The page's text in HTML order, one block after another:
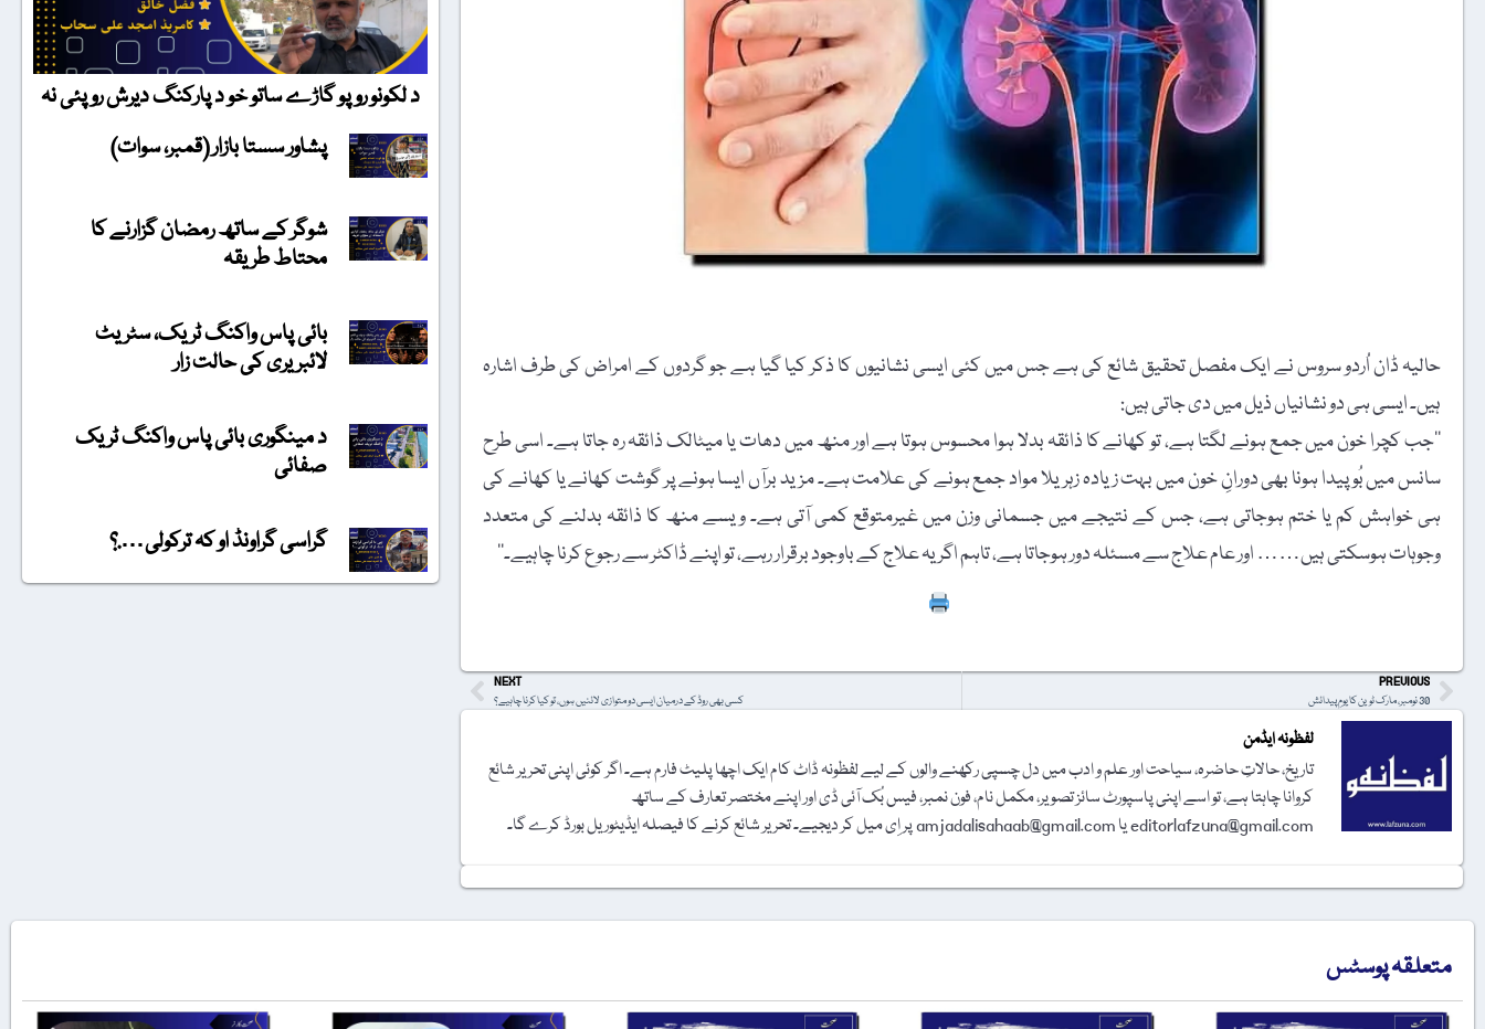
حالیہ ڈان اُردو سروس نے ایک مفصل تحقیق شائع کی ہے جس میں کئی ایسی نشانیوں کا ذکر کیا گیا ہے جو گردوں کے امراض کی طرف اشارہ
ہیں۔ ایسی ہی دو نشانیاں ذیل میں دی جاتی ہیں:
’’جب کچرا خون میں جمع ہونے لگتا ہے، تو کھانے کا ذائقہ بدلا ہوا محسوس ہوتا ہے اور منھ میں دھات یا میٹالک ذائقہ رہ جاتا ہے۔ اسی طرح
سانس میں بُو پیدا ہونا بھی دورانِ خون میں بہت زیادہ زہریلا مواد جمع ہونے کی علامت ہے۔ مزید برآں ایسا ہونے پر گوشت کھانے یا کھانے کی
ہی خواہش کم یا ختم ہوجاتی ہے، جس کے نتیجے میں جسمانی وزن میں غیرمتوقع کمی آتی ہے۔ ویسے منھ کا ذائقہ بدلنے کی متعدد
وجوہات ہوسکتی ہیں…… اور عام علاج سے مسئلہ دور ہوجاتا ہے، تاہم اگر یہ علاج کے باوجود برقرار رہے، تو اپنے ڈاکٹر سے رجوع کرنا چاہیے۔‘‘
PREVIOUS
30 نومبر، مارک ٹوین کا یومِ پیدائش
NEXT
کسی بھی روڈ کے درمیان ایسی دو متوازی لائنیں ہوں، تو کیا کرنا چاہیے؟
لفظونہ ایڈمن
تاریخ، حالاتِ حاضرہ، سیاحت اور علم و ادب میں دل چسپی رکھنے والوں کے لیے لفظونہ ڈاٹ کام ایک اچھا پلیٹ فارم ہے۔ اگر کوئی اپنی تحریر شائع
کروانا چاہتا ہے، تو اسے اپنی پاسپورٹ سائز تصویر، مکمل نام، فون نمبر، فیس بُک آئی ڈی اور اپنے مختصر تعارف کے ساتھ
editorlafzuna@gmail.com یا amjadalisahaab@gmail.com پر اِی میل کر دیجیے۔ تحریر شائع کرنے کا فیصلہ ایڈیٹوریل بورڈ کرے گا۔
د لکونو روپو گاڑے ساتو خو د پارکنگ دیرش روپئی نہ
پشاور سستا بازار (قمبر، سوات)
شوگر کے ساتھ رمضان گزارنے کا
محتاط طریقہ
بائی پاس واکنگ ٹریک، سٹریٹ
لائبریری کی حالت زار
د مینگوری بائی پاس واکنگ ٹریک
صفائی
گراسی گراونڈ او کہ ترکولی….؟
متعلقہ پوسٹس